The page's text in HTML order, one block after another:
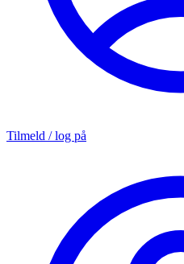
Tilmeld / log på